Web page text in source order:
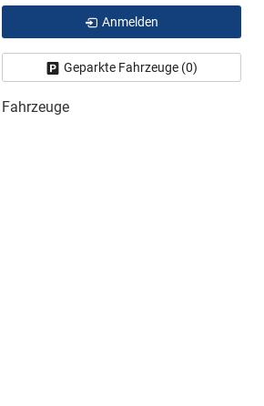
Anmelden
Geparkte Fahrzeuge (0)
Fahrzeuge